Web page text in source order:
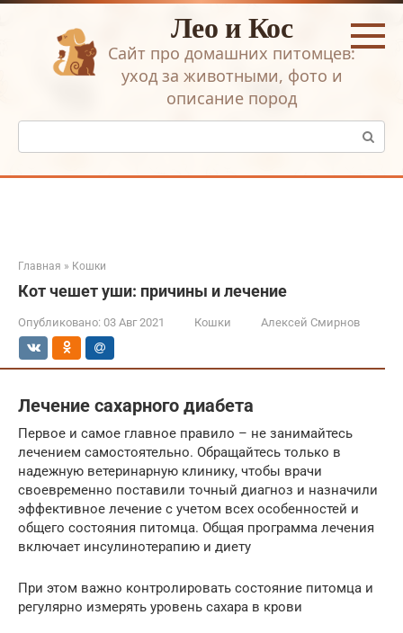
Перейти
Лео и Кос
Сайт про домашних питомцев:
уход за животными, фото и
описание пород
Поиск:
Главная » Кошки
Кот чешет уши: причины и лечение
Опубликовано: 03 Авг 2021 Кошки Алексей Смирнов
Лечение сахарного диабета
Первое и самое главное правило – не занимайтесь
лечением самостоятельно. Обращайтесь только в
надежную ветеринарную клинику, чтобы врачи
своевременно поставили точный диагноз и назначили
эффективное лечение с учетом всех особенностей и
общего состояния питомца. Общая программа лечения
включает инсулинотерапию и диету
При этом важно контролировать состояние питомца и
регулярно измерять уровень сахара в крови